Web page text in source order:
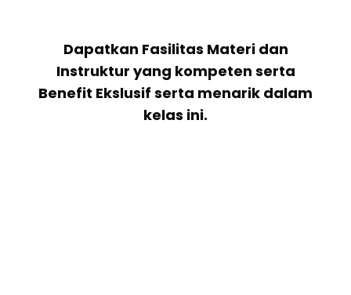
Dapatkan Fasilitas Materi dan
Instruktur yang kompeten serta
Benefit Ekslusif serta menarik dalam
kelas ini.